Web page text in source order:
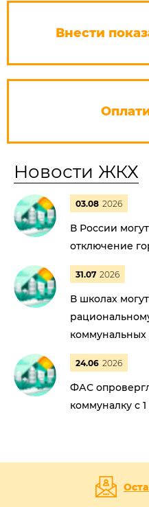
Внести
Новости ЖКХ
03.08 2026
В России
отключение
31.07 2026
В школах
коммунальных
24.06 2026
ФАС
коммуналку с